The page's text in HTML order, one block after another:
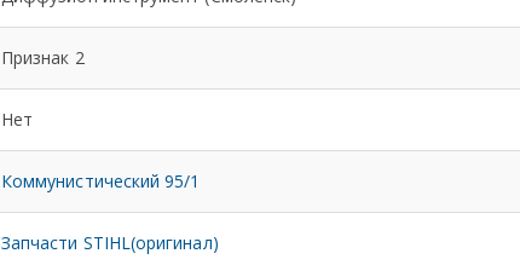
Признак 2
Нет
Коммунистический 95/1
Запчасти STIHL(оригинал)